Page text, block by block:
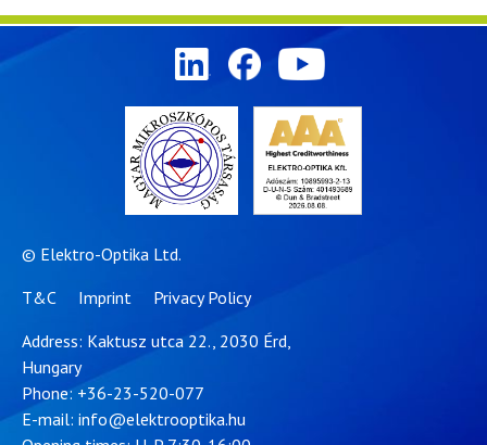
© Elektro-Optika Ltd.
T&C
Imprint
Privacy Policy
Address: Kaktusz utca 22., 2030 Érd,
Hungary
Phone:+36-23-520-077
E-mail: info@elektrooptika.hu